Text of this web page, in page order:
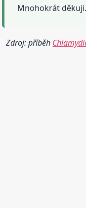
Mnohokrát děkuji.
Zdroj: příběh